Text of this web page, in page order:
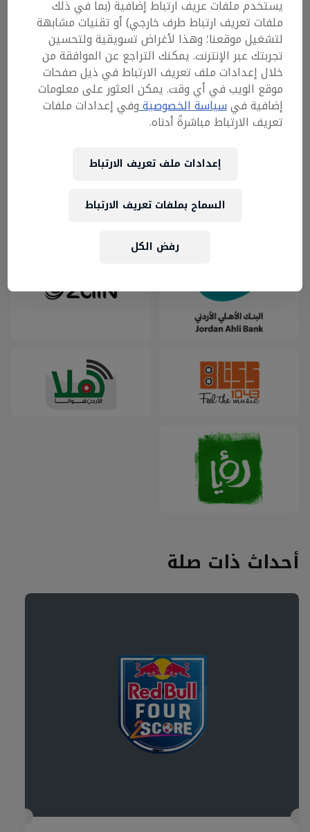
ريد بُل سالتسبورغ في النمسا!
من خلال:
https://etathkara.com/en/RBGoalEnglish/events
ما هي رسوم التسجيل؟
رسوم التسجيل للفريق 5 دنانير فقط
ما هي الجائزة؟
سيتوح للفريق الفائز رحلة إلى نادي ريد بُل
سالتسبورغ في النمسا!
ما هي أنواع بطاقات القوة؟
الجول بجولين (لمدة دقيقتين): جميع
مضاعفة.
دقيقتين): يجب أن يخرج لاعب واحد من
إعكس النتيجة (لمدة دقيقتين): جميع
الأهداف التي يسجلها الفريق المنافس
إلعب دقيقة زيادة (دقيقة واحدة فقط
في النهائي الوطني): يحصل فريقك على
دقيقة إضافية واحدة من وقت المباراة.
دقيقتين): لا يمكن أن يتأثر فريقك
ببطاقات الفريق المنافس.
عراسك ريشه (النهائي الوطني فقط):
وقت. يجوز لكل لاعب تنفيذ ضربة جزاء
واحدة فقط.
الرعاة
أحداث ذات صلة
يستخدم ملفات عريف ارتباط إضافية (بما في ذلك
ملفات تعريف ارتباط طرف خارجي) أو تقنيات مشابهة
لتشغيل موقعنا؛ وهذا لأغراض تسويقية ولتحسين
تجربتك عبر الإنترنت. يمكنك التراجع عن الموافقة من
خلال إعدادات ملف تعريف الارتباط في ذيل صفحات
موقع الويب في أي وقت. يمكن العثور على معلومات
إضافية فيسياسة الخصوصيةوفي إعدادات ملفات
تعريف الارتباط مباشرةً أدناه.
إعدادات ملف تعريف الارتباط
رفض الكل
السماح بملفات تعريف الارتباط